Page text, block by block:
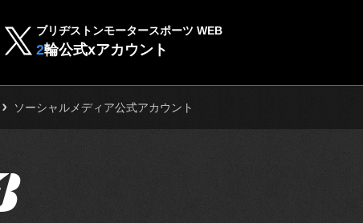
ブリヂストンモータースポーツ WEB
2輪公式xアカウント
ソーシャルメディア公式アカウント